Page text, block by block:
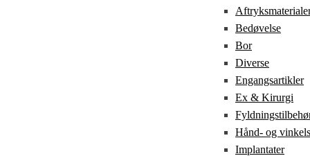
Bedøvelse
Bor
Diverse
Engangsartikler
Ex & Kirurgi
Hånd- og
Implantater